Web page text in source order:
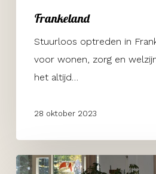
Frankeland
Stuurloos optreden in
voor wonen, zorg en
het altijd…
28 oktober 2023
WZH